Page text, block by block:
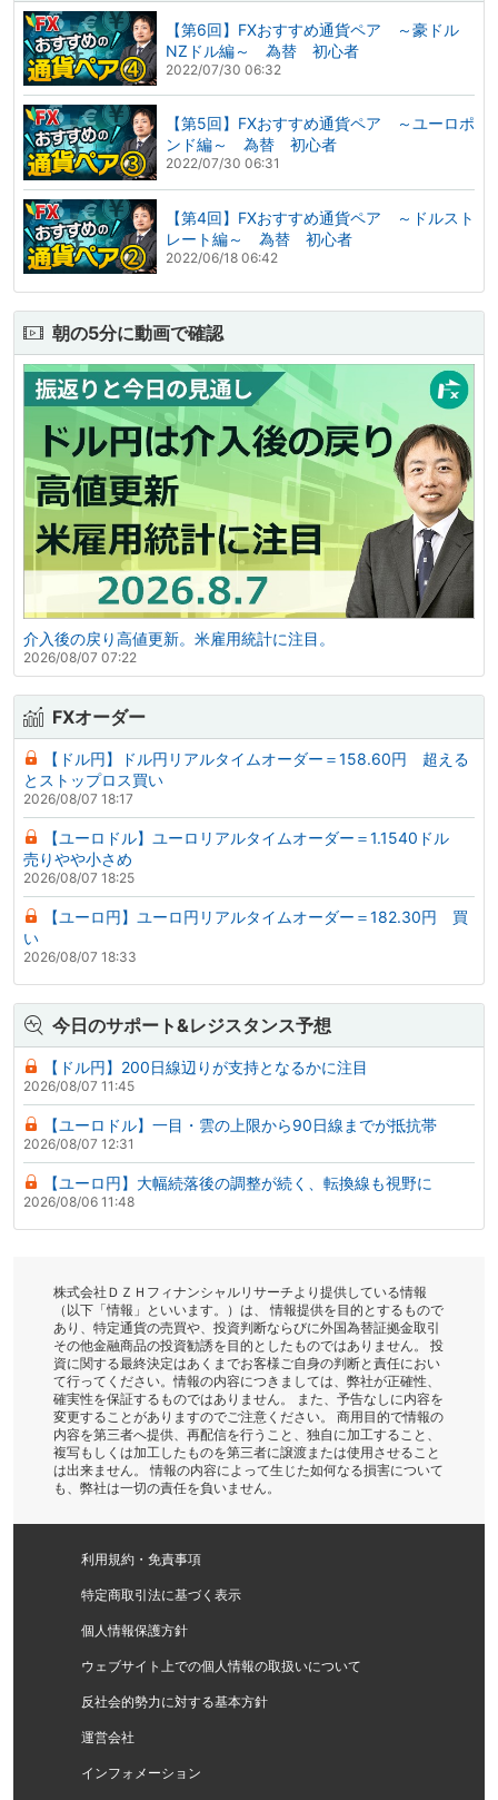
【第6回】FXおすすめ通貨ペア ～豪ドル
NZドル編～ 為替 初心者
2022/07/30 06:32
【第5回】FXおすすめ通貨ペア ～ユーロポ
ンド編～ 為替 初心者
2022/07/30 06:31
【第4回】FXおすすめ通貨ペア ～ドルスト
レート編～ 為替 初心者
2022/06/18 06:42
朝の5分に動画で確認
介入後の戻り高値更新。米雇用統計に注目。
2026/08/07 07:22
FXオーダー
【ドル円】ドル円リアルタイムオーダー＝158.60円 超える
とストップロス買い
2026/08/07 18:17
【ユーロドル】ユーロリアルタイムオーダー＝1.1540ドル
売りやや小さめ
2026/08/07 18:25
【ユーロ円】ユーロ円リアルタイムオーダー＝182.30円 買
い
2026/08/07 18:33
今日のサポート&レジスタンス予想
【ドル円】200日線辺りが支持となるかに注目
2026/08/07 11:45
【ユーロドル】一目・雲の上限から90日線までが抵抗帯
2026/08/07 12:31
【ユーロ円】大幅続落後の調整が続く、転換線も視野に
2026/08/06 11:48
株式会社ＤＺＨフィナンシャルリサーチより提供している情報
（以下「情報」といいます。）は、 情報提供を目的とするもので
あり、特定通貨の売買や、投資判断ならびに外国為替証拠金取引
その他金融商品の投資勧誘を目的としたものではありません。 投
資に関する最終決定はあくまでお客様ご自身の判断と責任におい
て行ってください。情報の内容につきましては、弊社が正確性、
確実性を保証するものではありません。 また、予告なしに内容を
変更することがありますのでご注意ください。 商用目的で情報の
内容を第三者へ提供、再配信を行うこと、独自に加工すること、
複写もしくは加工したものを第三者に譲渡または使用させること
は出来ません。 情報の内容によって生じた如何なる損害について
も、弊社は一切の責任を負いません。
利用規約・免責事項
特定商取引法に基づく表示
個人情報保護方針
ウェブサイト上での個人情報の取扱いについて
反社会的勢力に対する基本方針
運営会社
インフォメーション